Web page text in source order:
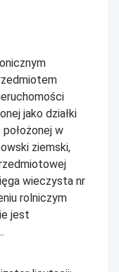
jako działki
w
ziemski,
wieczysta nr
rolniczym
jest